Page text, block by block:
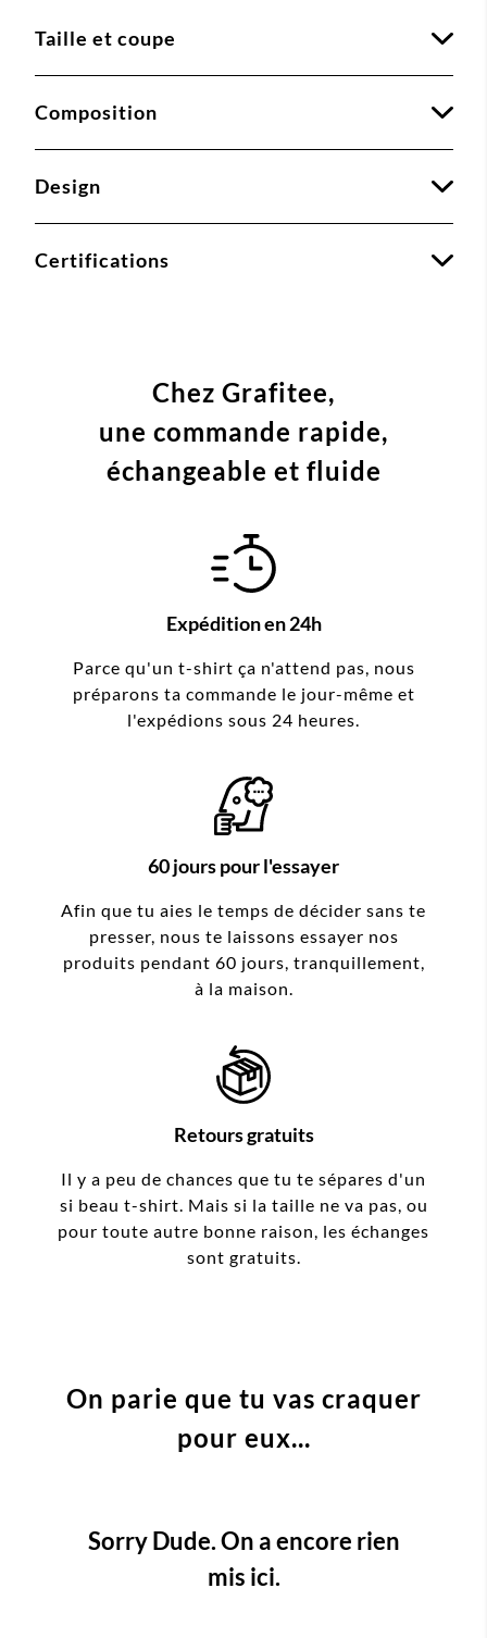
Taille et coupe
Composition
Design
Certifications
Chez Grafitee,
une commande rapide,
échangeable et fluide
Expédition en 24h
Parce qu'un t-shirt ça n'attend pas, nous
préparons ta commande le jour-même et
l'expédions sous 24 heures.
60 jours pour l'essayer
Afin que tu aies le temps de décider sans te
presser, nous te laissons essayer nos
produits pendant 60 jours, tranquillement,
à la maison.
Retours gratuits
Il y a peu de chances que tu te sépares d'un
si beau t-shirt. Mais si la taille ne va pas, ou
pour toute autre bonne raison, les échanges
sont gratuits.
On parie que tu vas craquer
pour eux...
Sorry Dude. On a encore rien
mis ici.